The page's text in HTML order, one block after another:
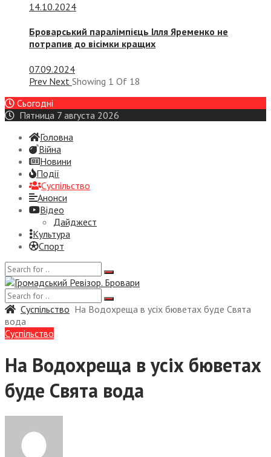
14.10.2024
Броварський паралімпієць Ілля Яременко не
потрапив до вісімки кращих
07.09.2024
Prev Next Showing 1 Of 18
Сьогодні
Пятница 7 августа 2026
Головна
Війна
Новини
Події
Суспiльство
Анонси
Відео
Дайджест
Культура
Спорт
Суспiльство На Водохреща в усіх бюветах буде Свята
вода
Суспiльство
На Водохреща в усіх бюветах
буде Свята вода